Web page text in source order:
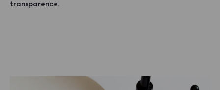
transparence.